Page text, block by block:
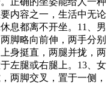
内容之一，生活中无论
息都离不开坐。11、男
脚略向前伸，两手分别
身挺直，两腿并拢，两
左腿或右腿上。13、女
两脚交叉，置于一侧，